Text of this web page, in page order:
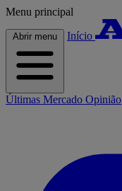
Menu principal
Abrir menu Início
Últimas Mercado Opinião